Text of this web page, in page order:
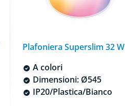
Plafoniera Superslim 32 W
A colori
Dimensioni: Ø545
IP20/Plastica/Bianco